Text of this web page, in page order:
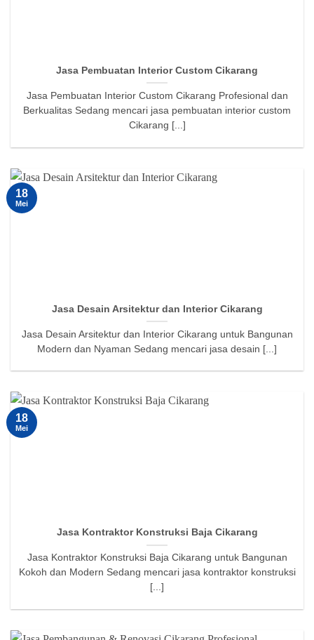
Jasa Pembuatan Interior Custom Cikarang
Jasa Pembuatan Interior Custom Cikarang Profesional dan
Berkualitas Sedang mencari jasa pembuatan interior custom
Cikarang [...]
Jasa Desain Arsitektur dan Interior Cikarang
Jasa Desain Arsitektur dan Interior Cikarang untuk Bangunan
Modern dan Nyaman Sedang mencari jasa desain [...]
18
Mei
Jasa Kontraktor Konstruksi Baja Cikarang
Jasa Kontraktor Konstruksi Baja Cikarang untuk Bangunan
Kokoh dan Modern Sedang mencari jasa kontraktor konstruksi
[...]
18
Mei